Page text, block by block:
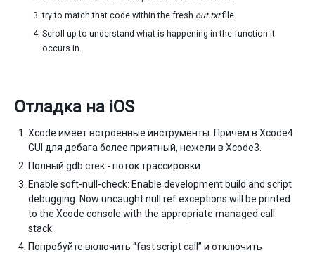
try to match that code within the fresh out.txtfile.
Scroll up to understand what is happening in the function it
occurs in.
Отладка на iOS
Xcode имеет встроенные инструменты. Причем в Xcode4
GUI для дебага более приятный, нежели в Xcode3.
Полный gdb стек - поток трассировки
Enable soft-null-check: Enable development build and script
debugging. Now uncaught null ref exceptions will be printed
to the Xcode console with the appropriate managed call
stack.
Попробуйте включить “fast script call” и отключить